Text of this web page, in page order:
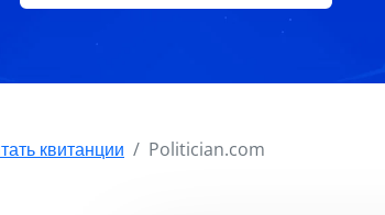
квитанции Politician.com